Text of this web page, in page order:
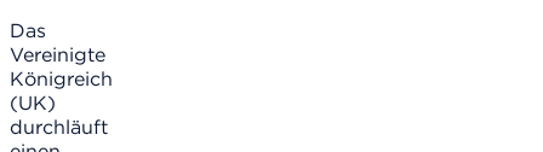
Das
Vereinigte
Königreich
(UK)
durchläuft